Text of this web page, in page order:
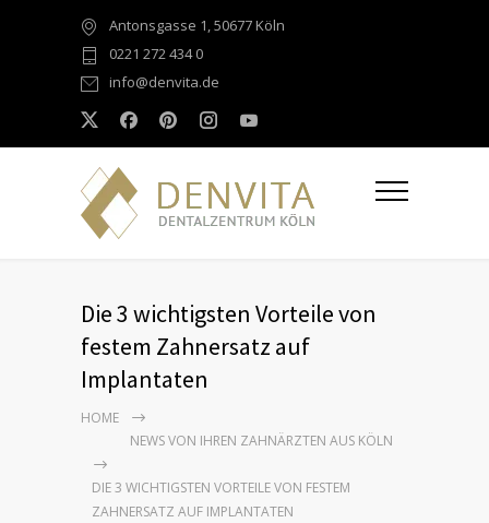
Antonsgasse 1, 50677 Köln
0221 272 434 0
info@denvita.de
Die 3 wichtigsten Vorteile von
festem Zahnersatz auf
Implantaten
HOME
NEWS VON IHREN ZAHNÄRZTEN AUS KÖLN
DIE 3 WICHTIGSTEN VORTEILE VON FESTEM
ZAHNERSATZ AUF IMPLANTATEN